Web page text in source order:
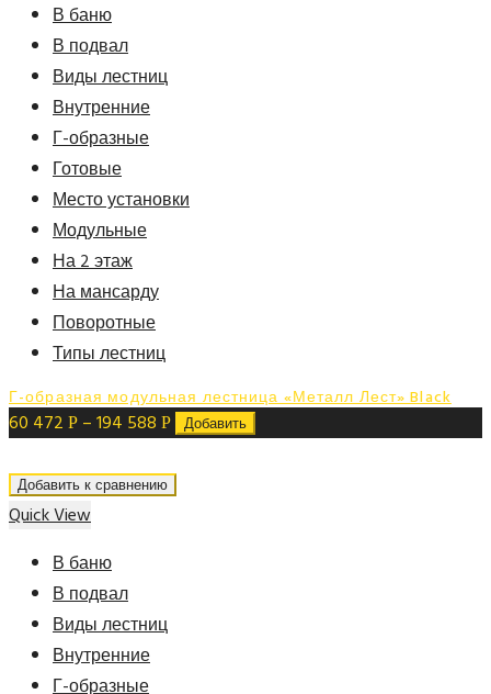
В баню
В подвал
Виды лестниц
Внутренние
Г-образные
Готовые
Место установки
Модульные
На 2 этаж
На мансарду
Поворотные
Типы лестниц
Г-образная модульная лестница «Металл Лест» Black
60 472 Р –194 588 Р Добавить
Добавить к сравнению
Quick View
В баню
В подвал
Виды лестниц
Внутренние
Г-образные